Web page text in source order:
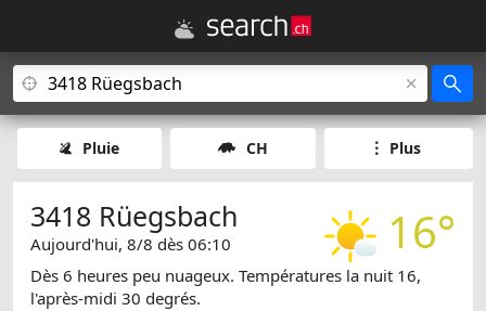
Pluie CH Plus
16°
3418 Rüegsbach
Aujourd'hui, 8/8 dès 06:10
Dès 6 heures peu nuageux. Températures la nuit 16,
l'après-midi 30 degrés.